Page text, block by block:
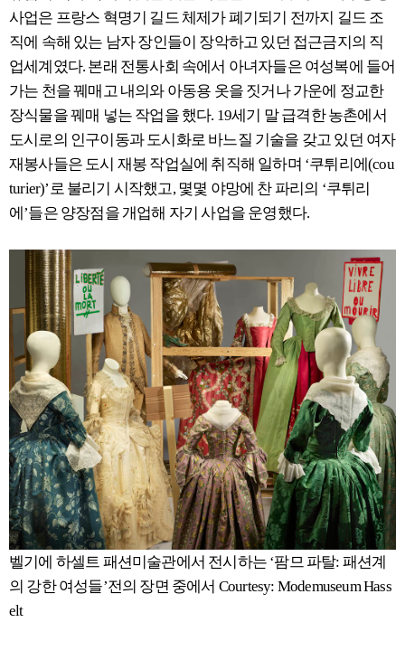
사업은 프랑스 혁명기 길드 체제가 폐기되기 전까지 길드 조
직에 속해 있는 남자 장인들이 장악하고 있던 접근금지의 직
업세계였다. 본래 전통사회 속에서 아녀자들은 여성복에 들어
가는 천을 꿰매고 내의와 아동용 옷을 짓거나 가운에 정교한
장식물을 꿰매 넣는 작업을 했다. 19세기 말 급격한 농촌에서
도시로의 인구이동과 도시화로 바느질 기술을 갖고 있던 여자
재봉사들은 도시 재봉 작업실에 취직해 일하며 ‘쿠튀리에(cou
turier)’로 불리기 시작했고, 몇몇 야망에 찬 파리의 ‘쿠튀리
에’들은 양장점을 개업해 자기 사업을 운영했다.
벨기에 하셀트 패션미술관에서 전시하는 ‘팜므 파탈: 패션계
의 강한 여성들’전의 장면 중에서 Courtesy: Modemuseum Hass
elt